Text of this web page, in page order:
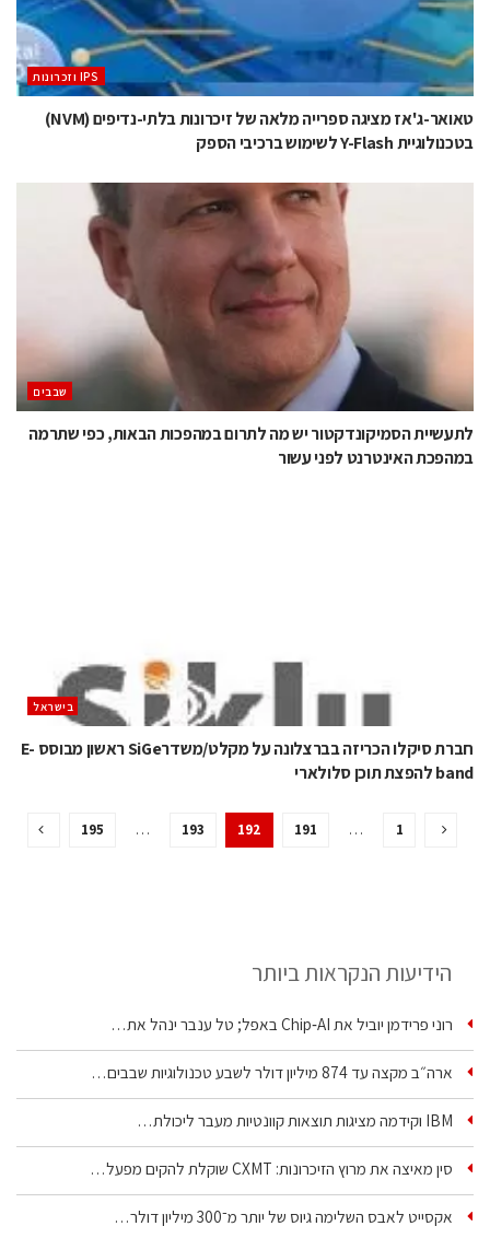
טאואר-ג'אז מציגה ספרייה מלאה של זיכרונות בלתי-נדיפים (NVM)
בטכנולוגיית Y-Flash לשימוש ברכיבי הספק
‫שבבים‬
לתעשיית הסמיקונדקטור יש מה לתרום במהפכות הבאות, כפי שתרמה
במהפכת האינטרנט לפני עשור
בישראל
חברת סיקלו הכריזה בברצלונה על מקלט/משדרSiGe ראשון מבוסס E-
band להפצת תוכן סלולארי
1
…
191
192
193
…
195
הידיעות הנקראות ביותר
רוני פרידמן יוביל את Chip‑AI באפל; טל ענבר ינהל את…
ארה״ב מקצה עד 874 מיליון דולר לשבע טכנולוגיות שבבים…
IBM וקידמה מציגות תוצאות קוונטיות מעבר ליכולת…
סין מאיצה את מרוץ הזיכרונות: CXMT שוקלת להקים מפעל…
אקסייט לאבס השלימה גיוס של יותר מ־300 מיליון דולר…